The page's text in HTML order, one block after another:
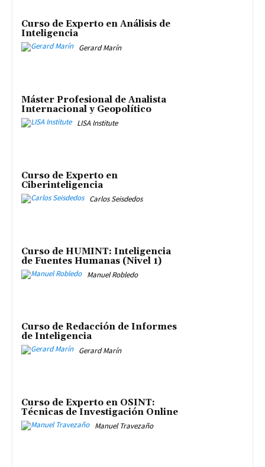
Curso de Experto en Análisis de
Inteligencia
Gerard Marín
Máster Profesional de Analista
Internacional y Geopolítico
LISA Institute
Curso de Experto en
Ciberinteligencia
Carlos Seisdedos
Curso de HUMINT: Inteligencia
de Fuentes Humanas (Nivel 1)
Manuel Robledo
Curso de Redacción de Informes
de Inteligencia
Gerard Marín
Curso de Experto en OSINT:
Técnicas de Investigación Online
Manuel Travezaño